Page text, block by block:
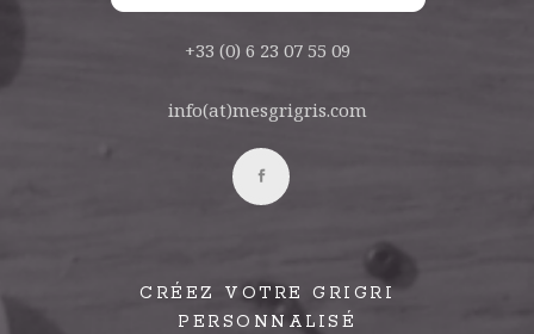
+33 (0) 6 23 07 55 09
info(at)mesgrigris.com
CRÉEZ VOTRE GRIGRI
PERSONNALISÉ